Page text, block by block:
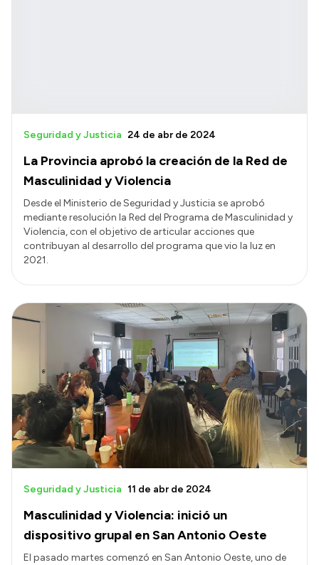
La Provincia aprobó la creación de la Red de
Masculinidad y Violencia
Seguridad y Justicia 24 de abr de 2024
Desde el Ministerio de Seguridad y Justicia se aprobó
mediante resolución la Red del Programa de Masculinidad y
Violencia, con el objetivo de articular acciones que
contribuyan al desarrollo del programa que vio la luz en
2021.
Masculinidad y Violencia: inició un
dispositivo grupal en San Antonio Oeste
Seguridad y Justicia 11 de abr de 2024
El pasado martes comenzó en San Antonio Oeste, uno de